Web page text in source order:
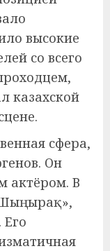
высокие
со всего
казахской
сфера,
Он
актёром. В